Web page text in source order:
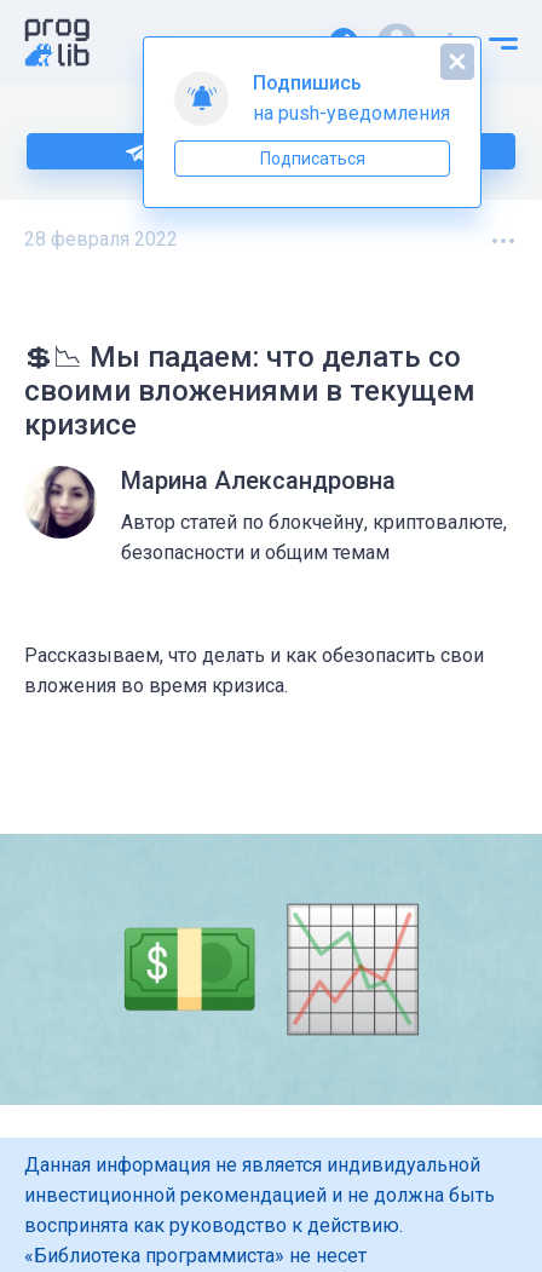
Подпишитесь на нас в Telegram
28 февраля 2022
💲📉 Мы падаем: что делать со
своими вложениями в текущем
кризисе
Марина Александровна
Автор статей по блокчейну, криптовалюте,
безопасности и общим темам
Рассказываем, что делать и как обезопасить свои
вложения во время кризиса.
Данная информация не является индивидуальной
инвестиционной рекомендацией и не должна быть
воспринята как руководство к действию.
«Библиотека программиста» не несет
Подпишись
на push-уведомления
Подписаться